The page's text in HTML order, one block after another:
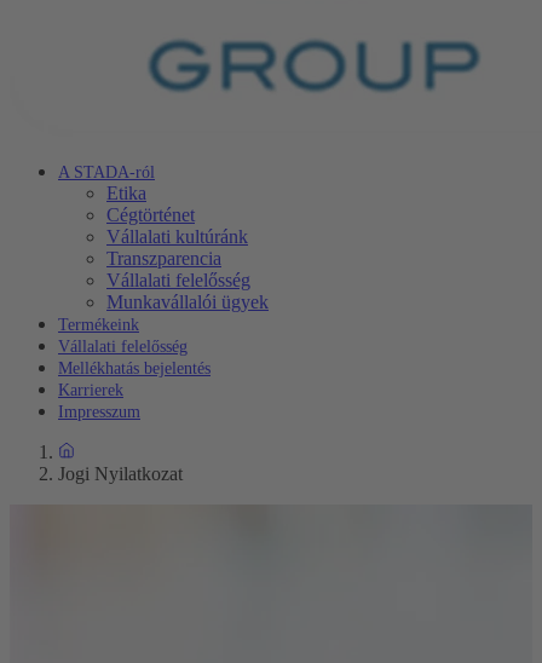
A STADA-ról
Etika
Cégtörténet
Vállalati kultúránk
Transzparencia
Vállalati felelősség
Munkavállalói ügyek
Termékeink
Vállalati felelősség
Mellékhatás bejelentés
Karrierek
Impresszum
Jogi Nyilatkozat